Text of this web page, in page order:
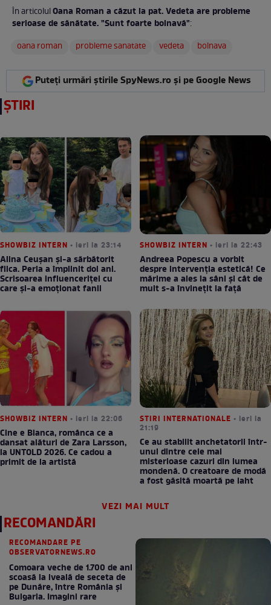
În articolulOana Roman a căzut la pat. Vedeta are probleme
serioase de sănătate. "Sunt foarte bolnavă":
oana roman
probleme sanatate vedeta bolnava
Puteți urmări știrile SpyNews.ro și pe Google News
ȘTIRI
SHOWBIZ INTERN • ieri la 23:14
Alina Ceușan și-a sărbătorit
fiica. Perla a împlinit doi ani.
Scrisoarea influenceriței cu
care și-a emoționat fanii
SHOWBIZ INTERN • ieri la 22:43
Andreea Popescu a vorbit
despre intervenția estetică! Ce
mărime a ales la sâni și cât de
mult s-a învinețit la față
SHOWBIZ INTERN • ieri la 22:06
Cine e Bianca, românca ce a
dansat alături de Zara Larsson,
la UNTOLD 2026. Ce cadou a
primit de la artistă
STIRI INTERNATIONALE • ieri la
21:19
Ce au stabilit anchetatorii într-
unul dintre cele mai
misterioase cazuri din lumea
mondenă. O creatoare de modă
a fost găsită moartă pe iaht
VEZI MAI MULT
RECOMANDĂRI
RECOMANDARE PE
OBSERVATORNEWS.RO
Comoara veche de 1.700 de ani
scoasă la iveală de seceta de
pe Dunăre, între România şi
Bulgaria. Imagini rare